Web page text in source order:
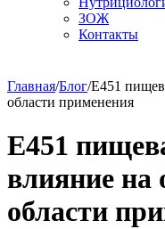
ЗОЖ
Контакты
Главная/Блог/Е451
области применения
Е451
влияние на
области